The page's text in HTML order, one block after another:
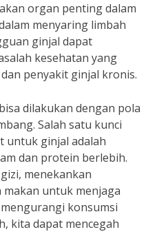
organ penting dalam
menyaring limbah
ginjal dapat
kesehatan yang
penyakit ginjal kronis.
dilakukan dengan pola
Salah satu kunci
untuk ginjal adalah
dan protein berlebih.
menekankan
untuk menjaga
konsumsi
kita dapat mencegah